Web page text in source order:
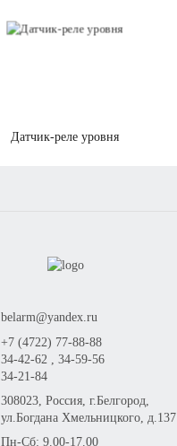
датчик-реле уровня
belarm@yandex.ru
+7 (4722) 77-88-88
34-42-62 , 34-59-56
34-21-84
308023, Россия, г.Белгород,
ул.Богдана Хмельницкого, д.137
Пн-Сб: 9.00-17.00